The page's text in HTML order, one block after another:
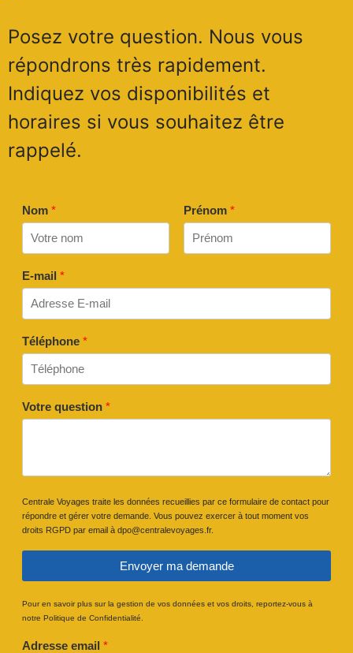
Posez votre question. Nous vous
répondrons très rapidement.
Indiquez vos disponibilités et
horaires si vous souhaitez être
rappelé.
Nom * Prénom *
E-mail *
Téléphone *
Votre question *
Centrale Voyages traite les données recueillies par ce formulaire de contact pour
répondre et gérer votre demande. Vous pouvez exercer à tout moment vos
droits RGPD par email à dpo@centralevoyages.fr.
Envoyer ma demande
Pour en savoir plus sur la gestion de vos données et vos droits, reportez-vous à
notre Politique de Confidentialité.
Adresse email *